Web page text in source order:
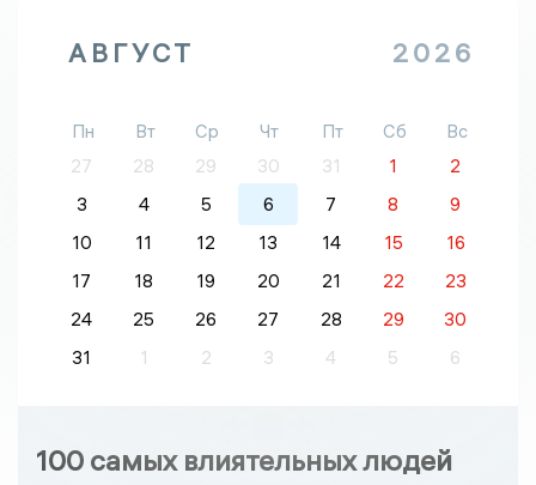
АВГУСТ 2026
Пн Вт Ср Чт Пт Сб
Вс
27
28 29 30 31 1
2
3
4 5 6 7 8
9
10
11 12 13 14 15
16
17
18 19 20 21 22
23
24
25 26 27 28 29
30
31
1 2 3 4 5 6
100 самых влиятельных людей